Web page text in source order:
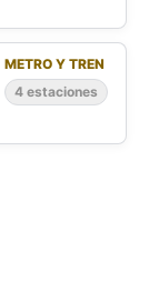
METRO Y TREN
4 estaciones